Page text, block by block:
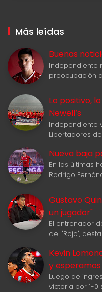
Más leídas
Buenas
Independiente
preocupación
Lo positivo,
Newell‘s
Independiente
Libertadores
Nueva baja
En las últimas
Rodrigo
Gustavo
un jugador"
El entrenador
del "Rojo",
Kevin
y
Luego de
victoria por 1-0